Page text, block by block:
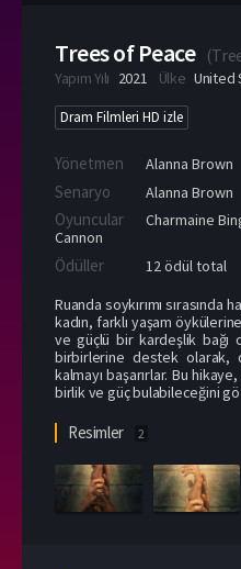
Trees of Peace (
Yapım Yılı 2021 Ülke United
Dram Filmleri HD izle
Yönetmen Alanna Brown
Senaryo Alanna Brown
Oyuncular Charmaine
Cannon
Ödüller
12 ödül total
Ruanda soykırımı
kadın, farklı yaşam
ve güçlü bir kardeşlik bağı
birbirlerine destek olarak,
kalmayı başarırlar. Bu
birlik ve güç bulabileceğini
Resimler 2